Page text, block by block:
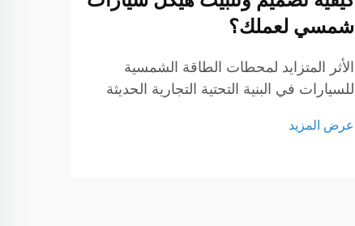
شمسي لعملك؟
الأثر المتزايد لمحطات الطاقة الشمسية
للسيارات في البنية التحتية التجارية الحديثة
تقدماً ثورياً في البنية التحتية التجارية
عرض المزيد